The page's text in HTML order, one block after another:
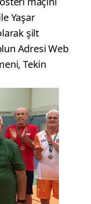
Yaşar
şilt
Adresi Web
Tekin